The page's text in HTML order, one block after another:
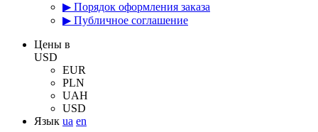
▶ Порядок оформления заказа
▶ Публичное соглашение
Цены в
USD
EUR
PLN
UAH
USD
Язык ua en